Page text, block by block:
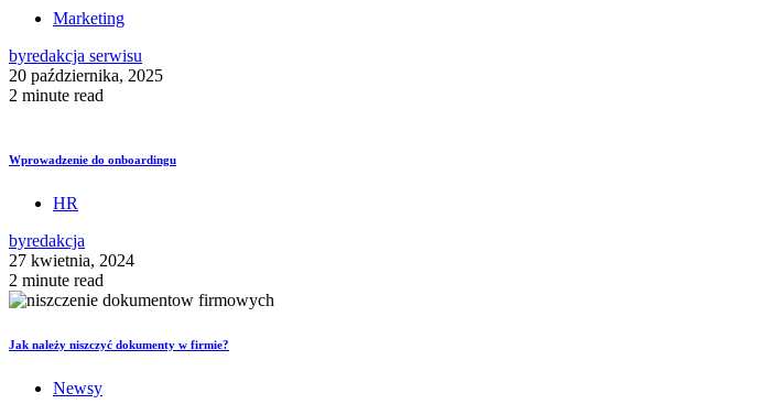
Marketing
byredakcja serwisu
20 października, 2025
2 minute read
Wprowadzenie do onboardingu
HR
byredakcja
27 kwietnia, 2024
2 minute read
Jak należy niszczyć dokumenty w firmie?
Newsy